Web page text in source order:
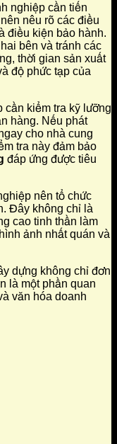
nghiệp cần tiến
nêu rõ các điều
điều kiện bảo hành.
bên và tránh các
thời gian sản xuất
độ phức tạp của
cần kiểm tra kỹ lưỡng
hàng. Nếu phát
cho nhà cung
tra này đảm bảo
đáp ứng được tiêu
nên tổ chức
Đây không chỉ là
cao tinh thần làm
ảnh nhất quán và
dựng không chỉ đơn
là một phần quan
văn hóa doanh